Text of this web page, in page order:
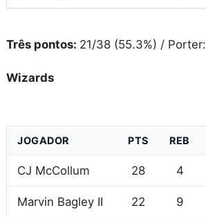
Três pontos: 21/38 (55.3%) /
Wizards
JOGADOR PTS REB
CJ McCollum 28 4
Marvin Bagley II 22 9